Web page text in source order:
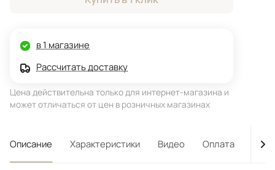
в 1 магазине
Рассчитать доставку
Цена действительна только для интернет-магазина и
может отличаться от цен в розничных магазинах
Описание Характеристики Видео Оплата